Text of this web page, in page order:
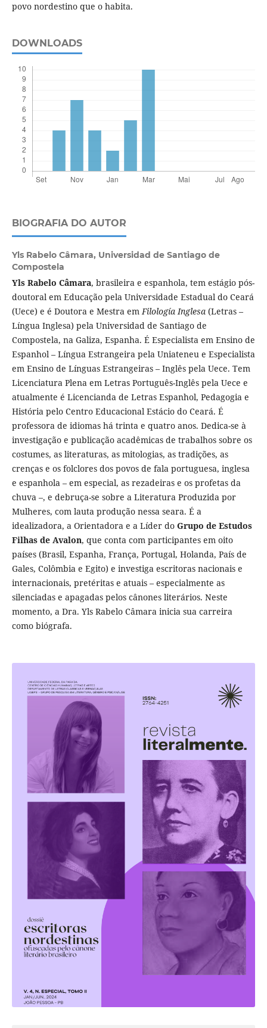
povo nordestino que o habita.
DOWNLOADS
BIOGRAFIA DO AUTOR
Yls Rabelo Câmara, Universidad de Santiago de
Compostela
Yls Rabelo Câmara, brasileira e espanhola, tem estágio pós-
doutoral em Educação pela Universidade Estadual do Ceará
(Uece) e é Doutora e Mestra emFilología Inglesa(Letras –
Língua Inglesa) pela Universidad de Santiago de
Compostela, na Galiza, Espanha. É Especialista em Ensino de
Espanhol – Língua Estrangeira pela Uniateneu e Especialista
em Ensino de Línguas Estrangeiras – Inglês pela Uece. Tem
Licenciatura Plena em Letras Português-Inglês pela Uece e
atualmente é Licencianda de Letras Espanhol, Pedagogia e
História pelo Centro Educacional Estácio do Ceará. É
professora de idiomas há trinta e quatro anos. Dedica-se à
investigação e publicação acadêmicas de trabalhos sobre os
costumes, as literaturas, as mitologias, as tradições, as
crenças e os folclores dos povos de fala portuguesa, inglesa
e espanhola – em especial, as rezadeiras e os profetas da
chuva –, e debruça-se sobre a Literatura Produzida por
Mulheres, com lauta produção nessa seara. É a
idealizadora, a Orientadora e a Líder do Grupo de Estudos
Filhas de Avalon, que conta com participantes em oito
países (Brasil, Espanha, França, Portugal, Holanda, País de
Gales, Colômbia e Egito) e investiga escritoras nacionais e
internacionais, pretéritas e atuais – especialmente as
silenciadas e apagadas pelos cânones literários. Neste
momento, a Dra. Yls Rabelo Câmara inicia sua carreira
como biógrafa.